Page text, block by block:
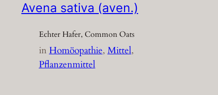
Avena sativa (aven.)
Echter Hafer, Common Oats
inHomöopathie, Mittel
Pflanzenmittel